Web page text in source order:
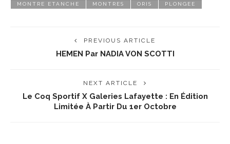
MONTRE ETANCHE MONTRES ORIS PLONGEE
PREVIOUS ARTICLE
HEMEN Par NADIA VON SCOTTI
NEXT ARTICLE
Le Coq Sportif X Galeries Lafayette : En Édition
Limitée À Partir Du 1er Octobre